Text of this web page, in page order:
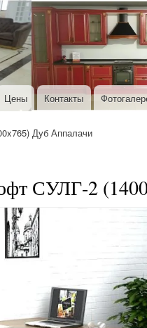
Перейти к
Цены Контакты
Дуб Аппалачи
СУЛГ-2